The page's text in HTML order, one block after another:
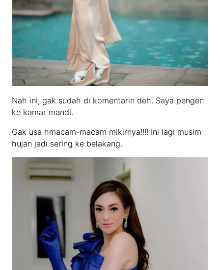
Nah ini, gak sudah di komentarin deh. Saya pengen
ke kamar mandi.
Gak usa hmacam-macam mikirnya!!!! Ini lagi musim
hujan jadi sering ke belakang.